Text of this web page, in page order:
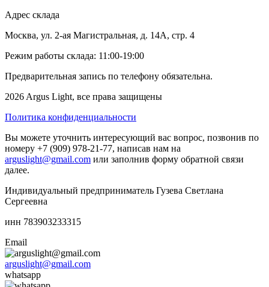
Адрес склада
Москва, ул. 2-ая Магистральная, д. 14А, стр. 4
Режим работы склада: 11:00-19:00
Предварительная запись по телефону обязательна.
2026 Argus Light, все права защищены
Политика конфиденциальности
Вы можете уточнить интересующий вас вопрос, позвонив по
номеру +7 (909) 978-21-77, написав нам на
arguslight@gmail.com или заполнив форму обратной связи
далее.
Индивидуальный предприниматель Гузева Светлана
Сергеевна
инн 783903233315
Email
arguslight@gmail.com
whatsapp